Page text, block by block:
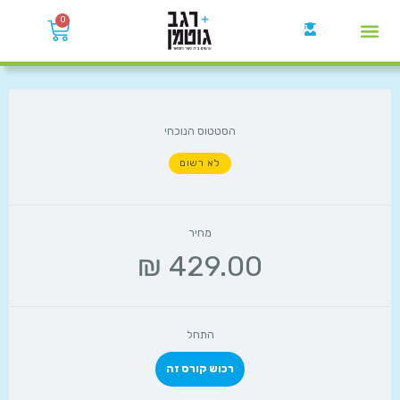
0
הסטטוס הנוכחי
לא רשום
מחיר
התחל
רכוש קורס זה